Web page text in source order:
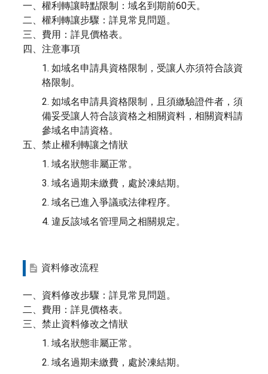
一、權利轉讓時點限制：域名到期前60天。
二、權利轉讓步驟：詳見常見問題。
三、費用：詳見價格表。
四、注意事項
1. 如域名申請具資格限制，受讓人亦須符合該資
格限制。
2. 如域名申請具資格限制，且須繳驗證件者，須
備妥受讓人符合該資格之相關資料，相關資料請
參域名申請資格。
五、禁止權利轉讓之情狀
1. 域名狀態非屬正常。
3. 域名過期未繳費，處於凍結期。
2. 域名已進入爭議或法律程序。
4. 違反該域名管理局之相關規定。
資料修改流程
一、資料修改步驟：詳見常見問題。
二、費用：詳見價格表。
三、禁止資料修改之情狀
1. 域名狀態非屬正常。
2. 域名過期未繳費，處於凍結期。